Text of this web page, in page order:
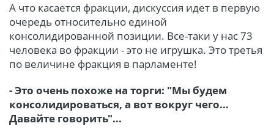
А что касается фракции, дискуссия идет в первую
очередь относительно единой
консолидированной позиции. Все-таки у нас 73
человека во фракции - это не игрушка. Это третья
по величине фракция в парламенте!
- Это очень похоже на торги: "Мы будем
консолидироваться, а вот вокруг чего...
Давайте говорить"...